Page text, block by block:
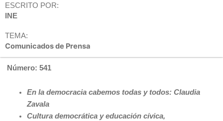
ESCRITO POR:
INE
TEMA:
Comunicados de Prensa
Número: 541
En la democracia cabemos todas y todos: Claudia
Zavala
Cultura democrática y educación cívica,